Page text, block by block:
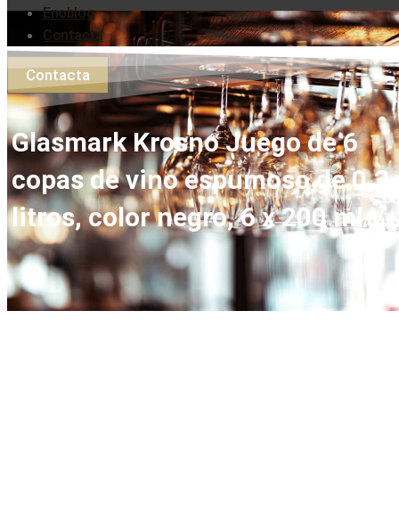
Enoblog
Contacta
Contacta
Glasmark Krosno Juego de 6
copas de vino espumoso de 0,2
litros, color negro, 6 x 200 ml